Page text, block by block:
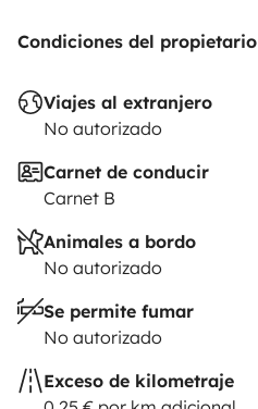
Condiciones del propietario
Viajes al extranjero
No autorizado
Carnet de conducir
Carnet B
Animales a bordo
No autorizado
Se permite fumar
No autorizado
Exceso de kilometraje